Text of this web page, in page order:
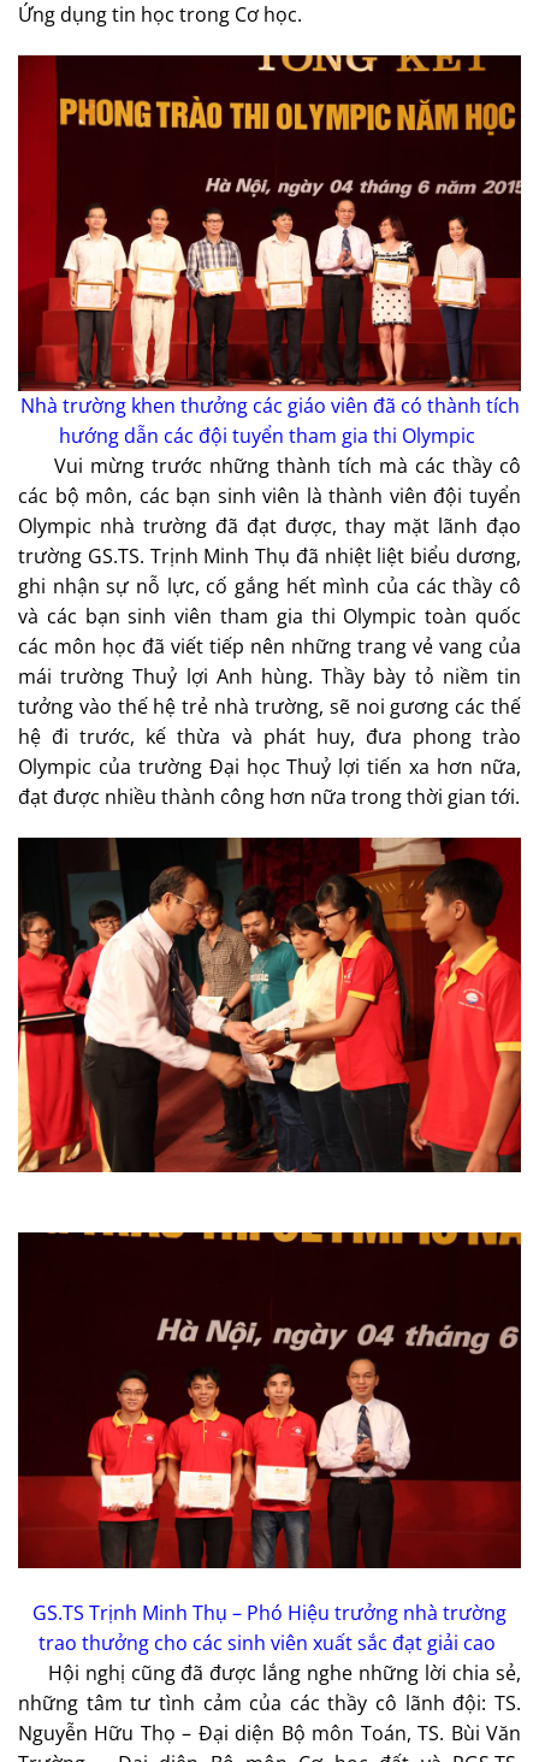
Ứng dụng tin học trong Cơ học.
Nhà trường khen thưởng các giáo viên đã có thành tích
hướng dẫn các đội tuyển tham gia thi Olympic
Vui mừng trước những thành tích mà các thầy cô
các bộ môn, các bạn sinh viên là thành viên đội tuyển
Olympic nhà trường đã đạt được, thay mặt lãnh đạo
trường GS.TS. Trịnh Minh Thụ đã nhiệt liệt biểu dương,
ghi nhận sự nỗ lực, cố gắng hết mình của các thầy cô
và các bạn sinh viên tham gia thi Olympic toàn quốc
các môn học đã viết tiếp nên những trang vẻ vang của
mái trường Thuỷ lợi Anh hùng. Thầy bày tỏ niềm tin
tưởng vào thế hệ trẻ nhà trường, sẽ noi gương các thế
hệ đi trước, kế thừa và phát huy, đưa phong trào
Olympic của trường Đại học Thuỷ lợi tiến xa hơn nữa,
đạt được nhiều thành công hơn nữa trong thời gian tới.
GS.TS Trịnh Minh Thụ – Phó Hiệu trưởng nhà trường
trao thưởng cho các sinh viên xuất sắc đạt giải cao
Hội nghị cũng đã được lắng nghe những lời chia sẻ,
những tâm tư tình cảm của các thầy cô lãnh đội: TS.
Nguyễn Hữu Thọ – Đại diện Bộ môn Toán, TS. Bùi Văn